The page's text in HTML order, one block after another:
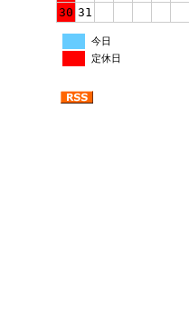
30 31
今日
定休日